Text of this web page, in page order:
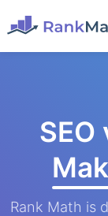
SEO
Rank Math is